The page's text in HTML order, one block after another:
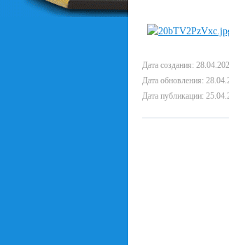
Дата создания:
Дата обновления:
Дата публикации: